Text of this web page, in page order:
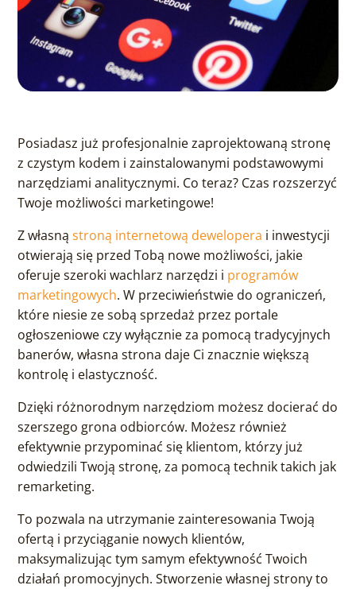
Posiadasz już profesjonalnie zaprojektowaną stronę
z czystym kodem i zainstalowanymi podstawowymi
narzędziami analitycznymi. Co teraz? Czas rozszerzyć
Twoje możliwości marketingowe!
Z własnąstroną internetową dewelopera i inwestycji
otwierają się przed Tobą nowe możliwości, jakie
oferuje szeroki wachlarz narzędzi i programów
marketingowych. W przeciwieństwie do ograniczeń,
które niesie ze sobą sprzedaż przez portale
ogłoszeniowe czy wyłącznie za pomocą tradycyjnych
banerów, własna strona daje Ci znacznie większą
kontrolę i elastyczność.
Dzięki różnorodnym narzędziom możesz docierać do
szerszego grona odbiorców. Możesz również
efektywnie przypominać się klientom, którzy już
odwiedzili Twoją stronę, za pomocą technik takich jak
remarketing.
To pozwala na utrzymanie zainteresowania Twoją
ofertą i przyciąganie nowych klientów,
maksymalizując tym samym efektywność Twoich
działań promocyjnych. Stworzenie własnej strony to